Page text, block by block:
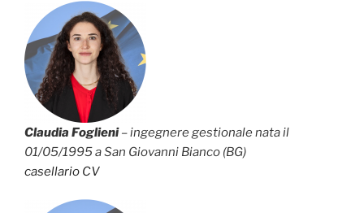
Claudia Foglieni– ingegnere gestionale nata il
01/05/1995 a San Giovanni Bianco (BG)
casellario CV